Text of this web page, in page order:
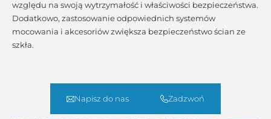
względu na swoją wytrzymałość i właściwości bezpieczeństwa.
Dodatkowo, zastosowanie odpowiednich systemów
mocowania i akcesoriów zwiększa bezpieczeństwo ścian ze
szkła.
Napisz do nas Zadzwoń